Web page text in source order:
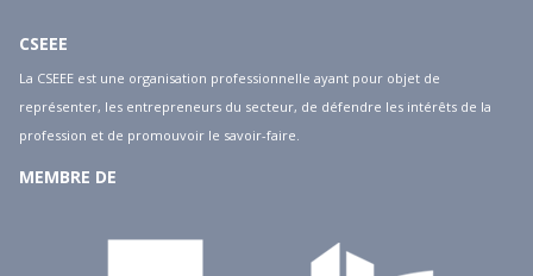
CSEEE
La CSEEE est une organisation professionnelle ayant pour objet de
représenter, les entrepreneurs du secteur, de défendre les intérêts de la
profession et de promouvoir le savoir-faire.
MEMBRE DE